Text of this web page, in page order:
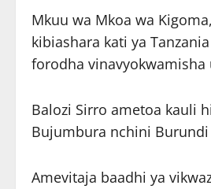
Mkuu wa Mkoa wa
kibiashara kati ya
forodha
Balozi Sirro ametoa kauli
Bujumbura nchini
Amevitaja baadhi ya